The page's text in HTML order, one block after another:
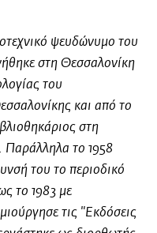
ψευδώνυμο του
στη Θεσσαλονίκη
του
και από το
στη
Παράλληλα το 1958
του το περιοδικό
το 1983 με
τις "Εκδόσεις